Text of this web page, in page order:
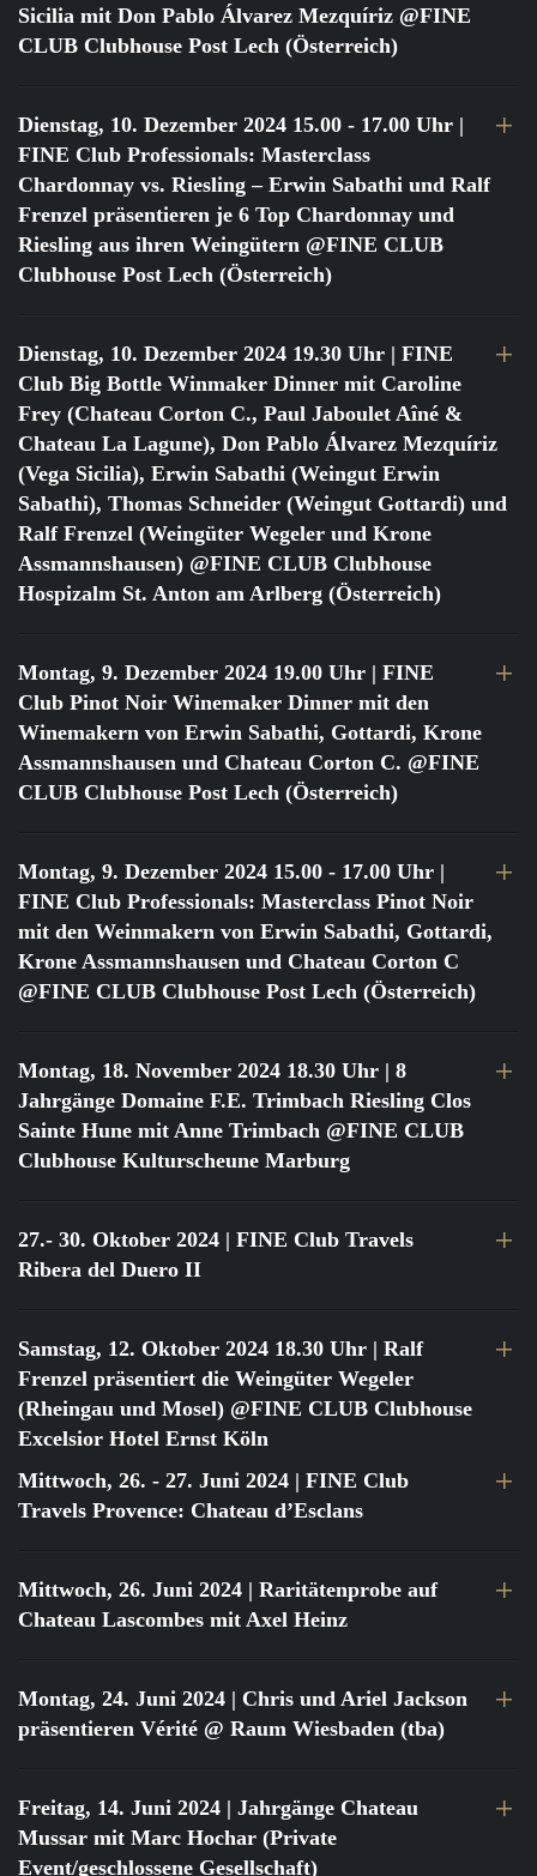
Sicilia mit Don Pablo Álvarez Mezquíriz @FINE
CLUB Clubhouse Post Lech (Österreich)
Dienstag, 10. Dezember 2024 15.00 - 17.00 Uhr |
FINE Club Professionals: Masterclass
Chardonnay vs. Riesling – Erwin Sabathi und Ralf
Frenzel präsentieren je 6 Top Chardonnay und
Riesling aus ihren Weingütern @FINE CLUB
Clubhouse Post Lech (Österreich)
Dienstag, 10. Dezember 2024 19.30 Uhr | FINE
Club Big Bottle Winmaker Dinner mit Caroline
Frey (Chateau Corton C., Paul Jaboulet Aîné &
Chateau La Lagune), Don Pablo Álvarez Mezquíriz
(Vega Sicilia), Erwin Sabathi (Weingut Erwin
Sabathi), Thomas Schneider (Weingut Gottardi) und
Ralf Frenzel (Weingüter Wegeler und Krone
Assmannshausen) @FINE CLUB Clubhouse
Hospizalm St. Anton am Arlberg (Österreich)
Montag, 9. Dezember 2024 19.00 Uhr | FINE
Club Pinot Noir Winemaker Dinner mit den
Winemakern von Erwin Sabathi, Gottardi, Krone
Assmannshausen und Chateau Corton C. @FINE
CLUB Clubhouse Post Lech (Österreich)
Montag, 9. Dezember 2024 15.00 - 17.00 Uhr |
FINE Club Professionals: Masterclass Pinot Noir
mit den Weinmakern von Erwin Sabathi, Gottardi,
Krone Assmannshausen und Chateau Corton C
@FINE CLUB Clubhouse Post Lech (Österreich)
Montag, 18. November 2024 18.30 Uhr | 8
Jahrgänge Domaine F.E. Trimbach Riesling Clos
Sainte Hune mit Anne Trimbach @FINE CLUB
Clubhouse Kulturscheune Marburg
27.- 30. Oktober 2024 | FINE Club Travels
Ribera del Duero II
Samstag, 12. Oktober 2024 18.30 Uhr | Ralf
Frenzel präsentiert die Weingüter Wegeler
(Rheingau und Mosel) @FINE CLUB Clubhouse
Excelsior Hotel Ernst Köln
Mittwoch, 26. - 27. Juni 2024 | FINE Club
Travels Provence: Chateau d’Esclans
Mittwoch, 26. Juni 2024 | Raritätenprobe auf
Chateau Lascombes mit Axel Heinz
Montag, 24. Juni 2024 | Chris und Ariel Jackson
präsentieren Vérité @ Raum Wiesbaden (tba)
Freitag, 14. Juni 2024 | Jahrgänge Chateau
Mussar mit Marc Hochar (Private
Event/geschlossene Gesellschaft)